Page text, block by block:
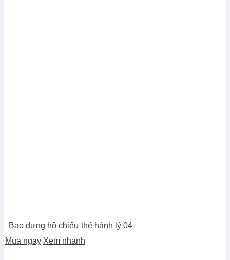
Bao đựng hộ chiếu-thẻ hành lý 04
Mua ngay Xem nhanh